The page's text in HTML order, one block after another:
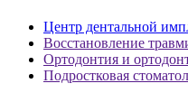
Центр дентальной
Восстановление
Ортодонтия и
Подростковая